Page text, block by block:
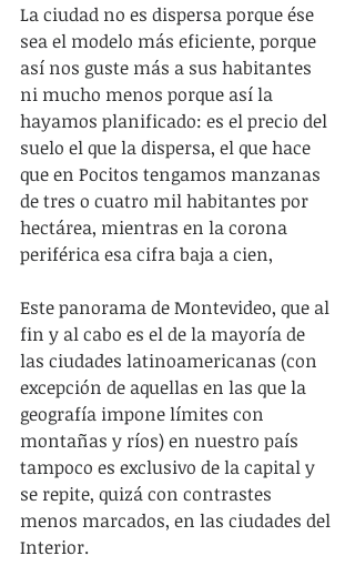
La ciudad no es dispersa porque ése
sea el modelo más eficiente, porque
así nos guste más a sus habitantes
ni mucho menos porque así la
hayamos planificado: es el precio del
suelo el que la dispersa, el que hace
que en Pocitos tengamos manzanas
de tres o cuatro mil habitantes por
hectárea, mientras en la corona
periférica esa cifra baja a cien,
Este panorama de Montevideo, que al
fin y al cabo es el de la mayoría de
las ciudades latinoamericanas (con
excepción de aquellas en las que la
geografía impone límites con
montañas y ríos) en nuestro país
tampoco es exclusivo de la capital y
se repite, quizá con contrastes
menos marcados, en las ciudades del
Interior.